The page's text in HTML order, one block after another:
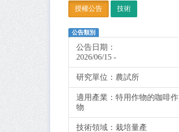
授權公告 技術
公告類別
公告日期：
2026/06/15 -
研究單位： 農試所
適用產業： 特用作物的咖啡作
物
技術領域： 栽培量產